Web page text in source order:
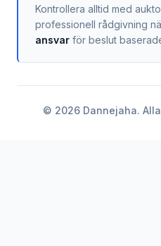
Kontrollera alltid med
professionell rådgivning
ansvar för beslut
© 2026 Dannejaha.